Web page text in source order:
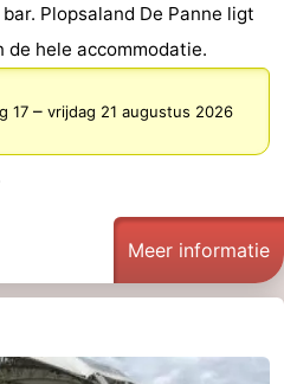
Plopsaland De Panne ligt
de hele accommodatie.
17 – vrijdag 21 augustus 2026
Meer informatie